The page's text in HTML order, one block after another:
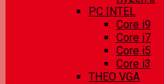
PC INTEL
Core i9
Core i7
Core i5
Core i3
THEO VGA